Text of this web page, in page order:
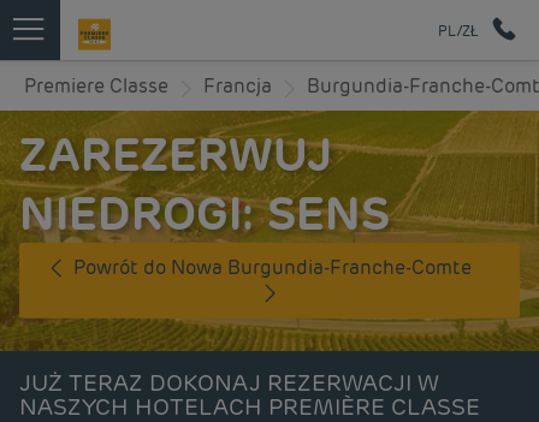
PL/ZŁ
Premiere Classe Francja Burgundia-Franche-
ZAREZERWUJ
NIEDROGI: SENS
Powrót do Nowa Burgundia-Franche-Comte
JUŻ TERAZ DOKONAJ REZERWACJI W
NASZYCH HOTELACH PREMIÈRE CLASSE